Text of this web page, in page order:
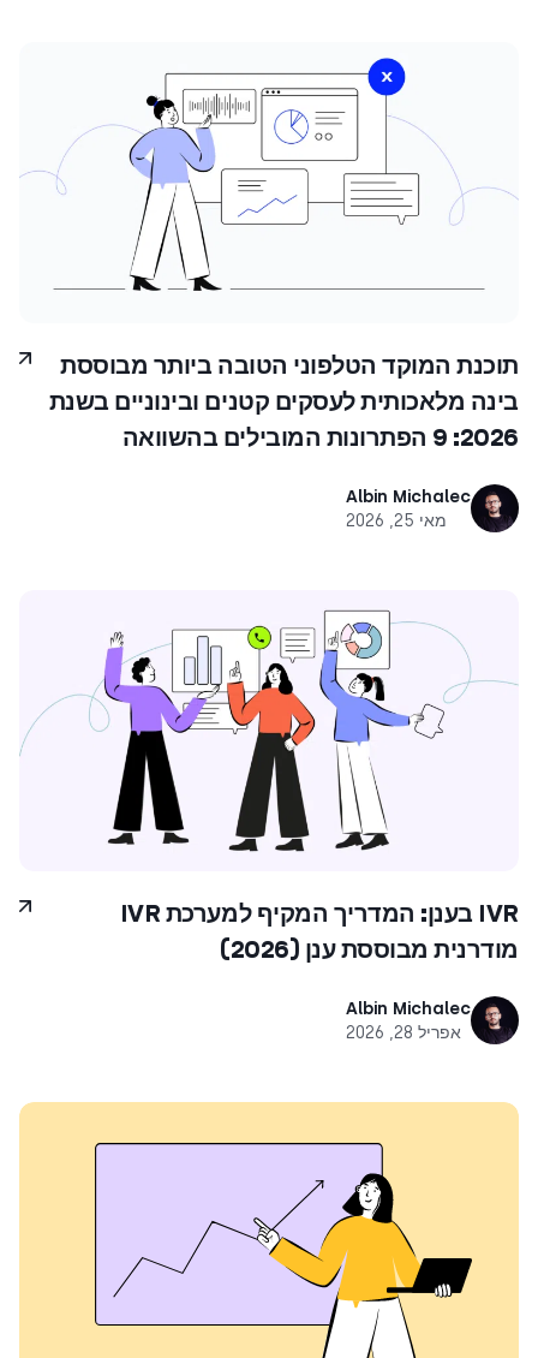
תוכנת המוקד הטלפוני הטובה ביותר מבוססת
בינה מלאכותית לעסקים קטנים ובינוניים בשנת
2026: 9 הפתרונות המובילים בהשוואה
Albin Michalec
מאי 25, 2026
IVR בענן: המדריך המקיף למערכת IVR
מודרנית מבוססת ענן (2026)
Albin Michalec
אפריל 28, 2026